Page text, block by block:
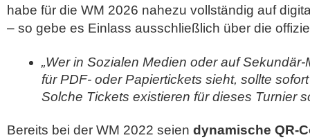
habe für die WM 2026 nahezu vollständig auf
– so gebe es Einlass ausschließlich über die
„Wer in Sozialen Medien oder auf
für PDF- oder Papiertickets sieht, sollte
Solche Tickets existieren für dieses Turnier
Bereits bei der WM 2022 seien dynamische QR-